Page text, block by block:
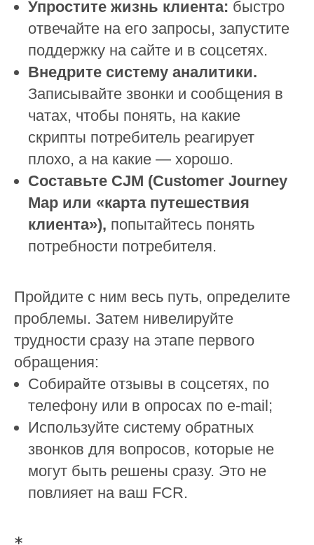
Упростите жизнь клиента: быстро
отвечайте на его запросы, запустите
поддержку на сайте и в соцсетях.
Внедрите систему аналитики.
Записывайте звонки и сообщения в
чатах, чтобы понять, на какие
скрипты потребитель реагирует
плохо, а на какие — хорошо.
Составьте CJM (Customer Journey
Map или «карта путешествия
клиента»), попытайтесь понять
потребности потребителя.
Пройдите с ним весь путь, определите
проблемы. Затем нивелируйте
трудности сразу на этапе первого
обращения:
Собирайте отзывы в соцсетях, по
телефону или в опросах по e-mail;
Используйте систему обратных
звонков для вопросов, которые не
могут быть решены сразу. Это не
повлияет на ваш FCR.